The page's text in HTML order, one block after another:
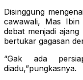
Disinggung
cawawali, Mas
debat menjadi
bertukar gagasan
“Gak ada
diadu,”pungkasnya.